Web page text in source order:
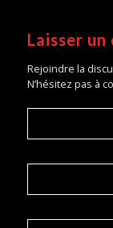
Laisser
Rejoindre la
N’hésitez pas à